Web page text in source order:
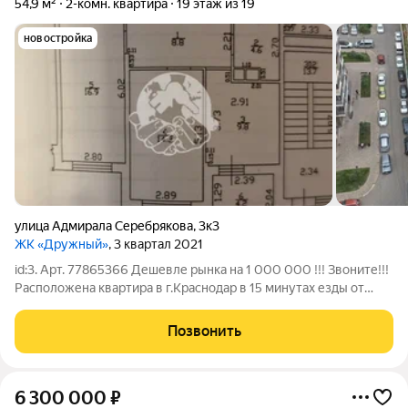
54,9 м² 2-комн. квартира 19 этаж из 19
новостройка
улица Адмирала Серебрякова,3к3
ЖК «Дружный», 3 квартал 2021
id:3. Арт. 77865366 Дешевле рынка на 1 000 000 !!! Звоните!!!
Расположена квартира в г.Краснодар в 15 минутах езды от
площадь квартиры 55 м2 Изолированные комнаты Видовой
этаж, с которого
Позвонить
6 300 000 ₽